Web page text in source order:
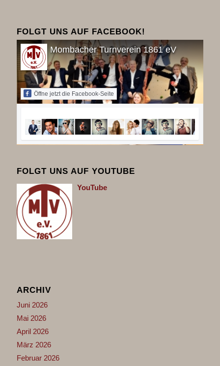
FOLGT UNS AUF FACEBOOK!
Mombacher Turnverein 1861 eV
Öffne jetzt die Facebook-Seite
FOLGT UNS AUF YOUTUBE
YouTube
ARCHIV
Juni 2026
Mai 2026
April 2026
März 2026
Februar 2026